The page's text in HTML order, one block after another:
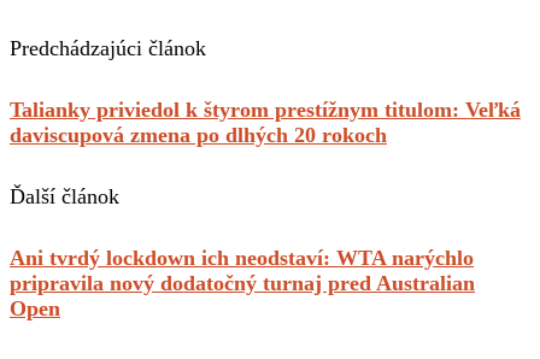
Predchádzajúci článok
Talianky priviedol k štyrom prestížnym titulom: Veľká
daviscupová zmena po dlhých 20 rokoch
Ďalší článok
Ani tvrdý lockdown ich neodstaví: WTA narýchlo
pripravila nový dodatočný turnaj pred Australian
Open